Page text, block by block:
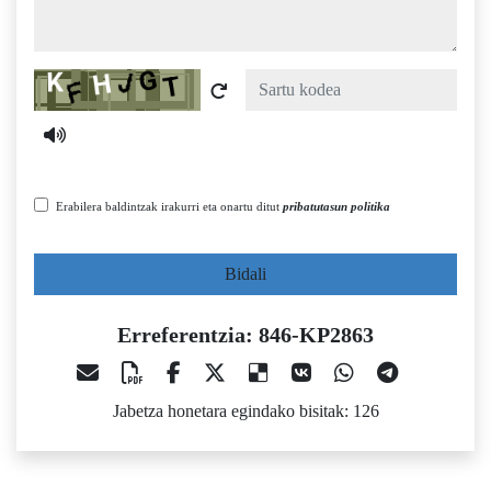
Captcha
Erabilera baldintzak irakurri eta onartu ditut pribatutasun politika
Bidali
Erreferentzia: 846-KP2863
Jabetza honetara egindako bisitak: 126